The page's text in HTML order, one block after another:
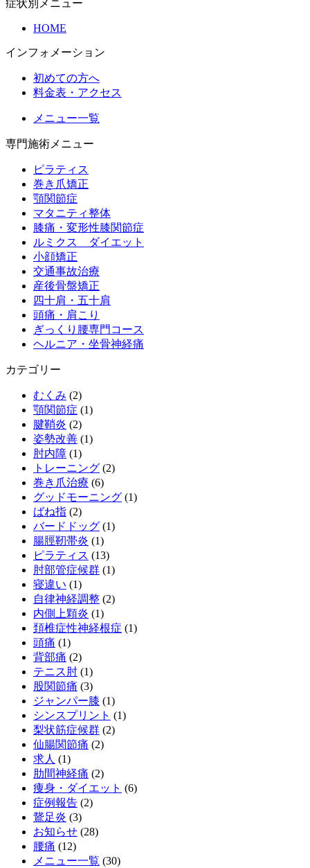
症状別メニュー
HOME
インフォメーション
初めての方へ
料金表・アクセス
メニュー一覧
専門施術メニュー
ピラティス
巻き爪矯正
顎関節症
マタニティ整体
膝痛・変形性膝関節症
ルミクス ダイエット
小顔矯正
交通事故治療
産後骨盤矯正
四十肩・五十肩
頭痛・肩こり
ぎっくり腰専門コース
ヘルニア・坐骨神経痛
カテゴリー
むくみ (2)
顎関節症 (1)
腱鞘炎 (2)
姿勢改善 (1)
肘内障 (1)
トレーニング (2)
巻き爪治療 (6)
グッドモーニング (1)
ばね指 (2)
バードドッグ (1)
腸脛靭帯炎 (1)
ピラティス (13)
肘部管症候群 (1)
寝違い (1)
自律神経調整 (2)
内側上顆炎 (1)
頚椎症性神経根症 (1)
頭痛 (1)
背部痛 (2)
テニス肘 (1)
股関節痛 (3)
ジャンパー膝 (1)
シンスプリント (1)
梨状筋症候群 (2)
仙腸関節痛 (2)
求人 (1)
肋間神経痛 (2)
痩身・ダイエット (6)
症例報告 (2)
鵞足炎 (3)
お知らせ (28)
腰痛 (12)
メニュー一覧 (30)